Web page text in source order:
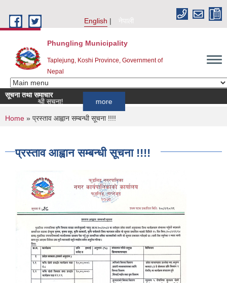
English
नेपाली
Phungling Municipality
Taplejung, Koshi Province, Government of
Nepal
सूचना तथा समाचार
सम्बन्धी सूचना!
You are here
Home » प्रस्ताव आह्वान सम्बन्धी सूचना !!!!
प्रस्ताव आह्वान सम्बन्धी सूचना !!!!